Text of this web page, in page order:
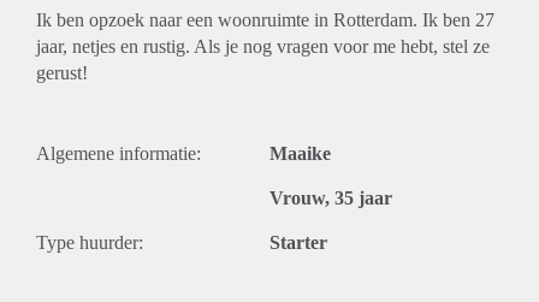
Ik ben opzoek naar een woonruimte in Rotterdam. Ik ben 27
jaar, netjes en rustig. Als je nog vragen voor me hebt, stel ze
gerust!
Algemene informatie: Maaike
Vrouw, 35 jaar
Type huurder: Starter